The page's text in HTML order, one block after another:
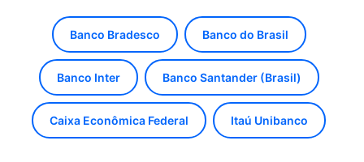
Banco Bradesco Banco do Brasil
Banco Inter Banco Santander (Brasil)
Caixa Econômica Federal Itaú Unibanco